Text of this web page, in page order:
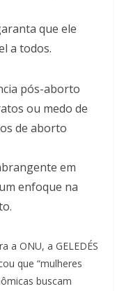
que ele
a todos.
pós-aborto
ou medo de
de aborto
em
enfoque na
a ONU, a GELEDÉS
que “mulheres
buscam